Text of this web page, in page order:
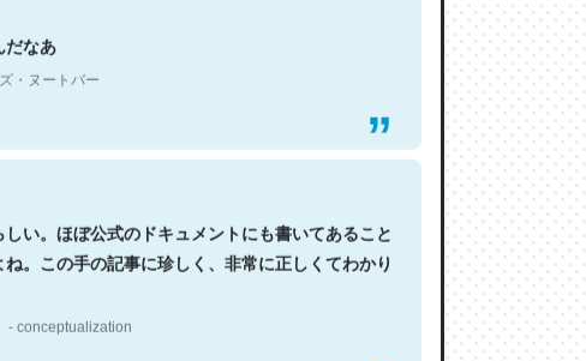
なあ
・ヌートバー
い。ほぼ公式のドキュメントにも書いてあること
。この手の記事に珍しく、非常に正しくてわかり
- conceptualization